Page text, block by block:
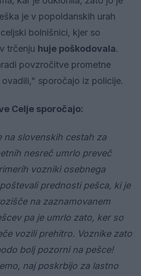
je v popoldanskih urah
bolnišnici, kjer so
trčenju huje poškodovala.
povzročitve prometne
sporočajo iz policije.
Celje sporočajo:
na slovenskih cestah za
nesreč umrlo preveč
vozniki osebnega
prednosti pešca, ki je
na zaznamovanem
pa je umrlo zato, ker so
vozili prehitro. Voznike zato
bolj pozorni na pešce!
naj poskrbijo za lastno